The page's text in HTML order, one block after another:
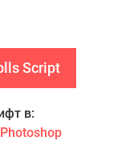
Script
в:
Photoshop